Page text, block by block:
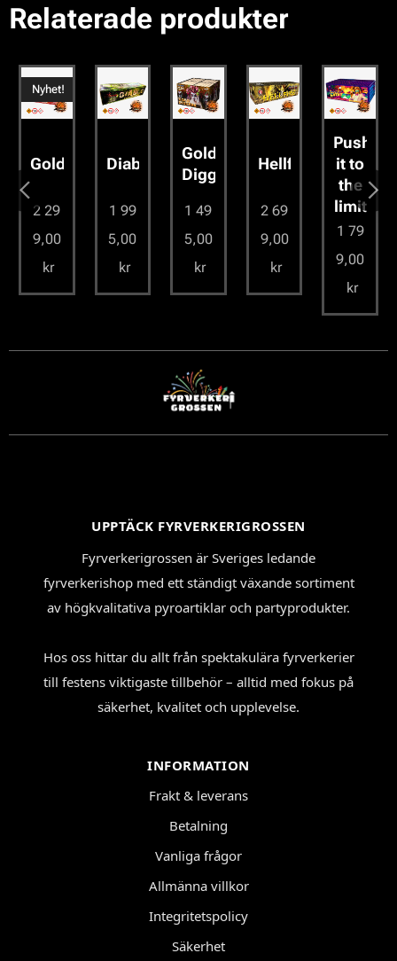
Relaterade produkter
Goldbomber
Nyhet!
2 29
9,00
kr
Diablo
1 99
5,00
kr
Gold
Diggers
1 49
5,00
kr
Hellfire
2 69
9,00
kr
Push
it to
the
limit
1 79
9,00
kr
UPPTÄCK FYRVERKERIGROSSEN
Fyrverkerigrossen är Sveriges ledande
fyrverkerishop med ett ständigt växande sortiment
av högkvalitativa pyroartiklar och partyprodukter.
Hos oss hittar du allt från spektakulära fyrverkerier
till festens viktigaste tillbehör – alltid med fokus på
säkerhet, kvalitet och upplevelse.
INFORMATION
Frakt & leverans
Betalning
Vanliga frågor
Allmänna villkor
Integritetspolicy
Säkerhet